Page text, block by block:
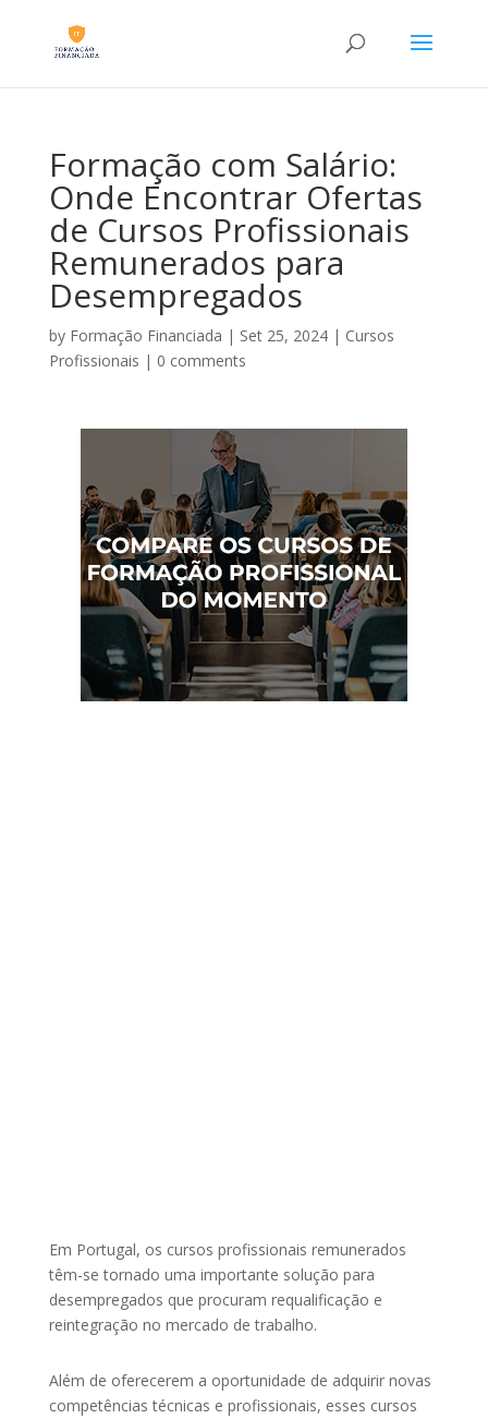
Formação com Salário:
Onde Encontrar Ofertas
de Cursos Profissionais
Remunerados para
Desempregados
by Formação Financiada | Set 25, 2024| Cursos
Profissionais | 0 comments
Em Portugal, os cursos profissionais remunerados
têm-se tornado uma importante solução para
desempregados que procuram requalificação e
reintegração no mercado de trabalho.
Além de oferecerem a oportunidade de adquirir novas
competências técnicas e profissionais, esses cursos